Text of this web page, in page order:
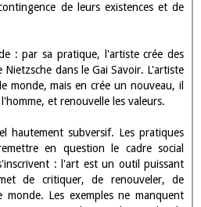
de leurs existences et de
: par sa pratique, l'artiste crée des
dans le Gai Savoir. L'artiste
monde, mais en crée un nouveau, il
et renouvelle les valeurs.
hautement subversif. Les pratiques
en question le cadre social
: l'art est un outil puissant
de critiquer, de renouveler, de
monde. Les exemples ne manquent